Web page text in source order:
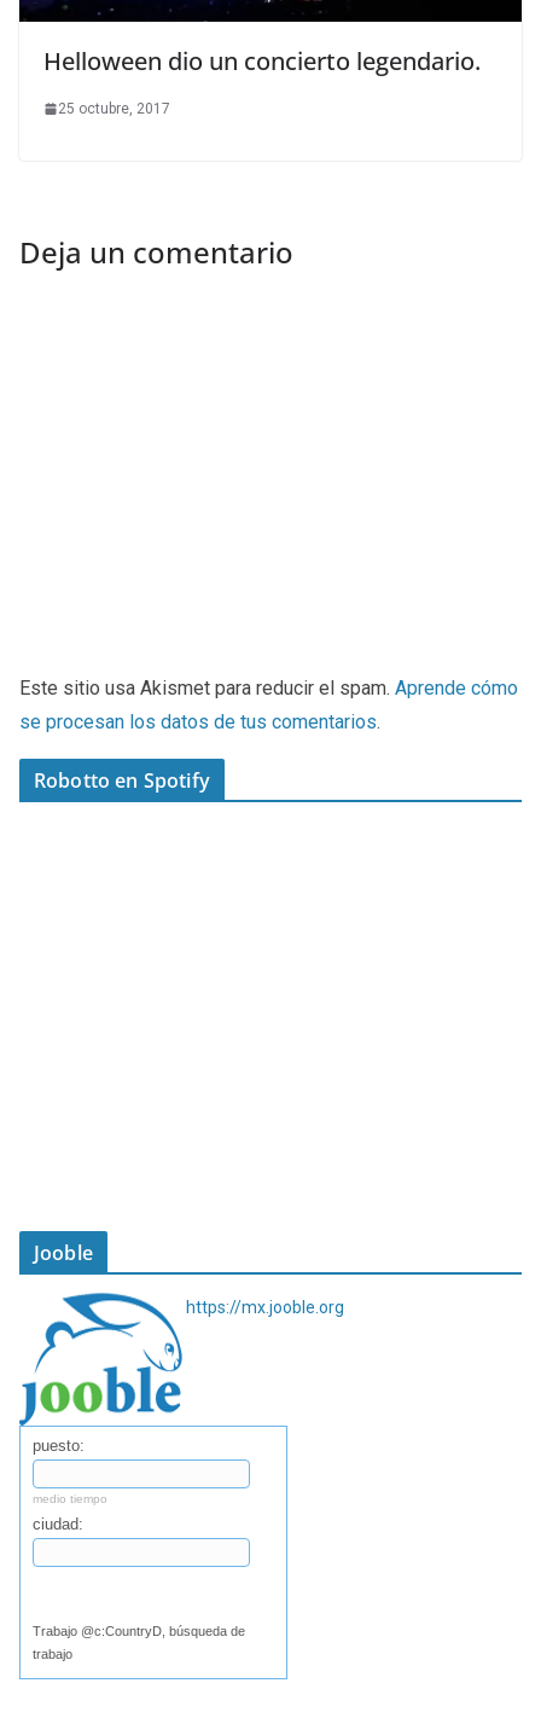
Helloween dio un concierto legendario.
25 octubre, 2017
Deja un comentario
Este sitio usa Akismet para reducir el spam. Aprende cómo
se procesan los datos de tus comentarios.
Robotto en Spotify
Jooble
https://mx.jooble.org
puesto:
medio tiempo
ciudad:
Trabajo @c:CountryD, búsqueda de
trabajo